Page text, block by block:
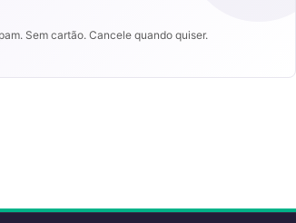
Sem cartão. Cancele quando quiser.